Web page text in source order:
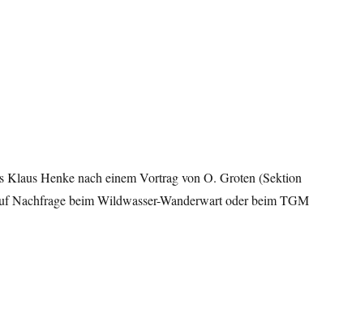
Klaus Henke nach einem Vortrag von O. Groten (Sektion
Nachfrage beim Wildwasser-Wanderwart oder beim TGM